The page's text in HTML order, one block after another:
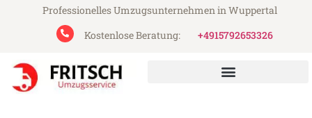
Professionelles Umzugsunternehmen in Wuppertal
Kostenlose Beratung:
+4915792653326